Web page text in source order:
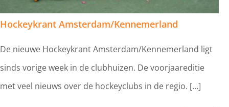
Hockeykrant Amsterdam/Kennemerland
De nieuwe Hockeykrant Amsterdam/Kennemerland ligt
sinds vorige week in de clubhuizen. De voorjaareditie
met veel nieuws over de hockeyclubs in de regio. […]